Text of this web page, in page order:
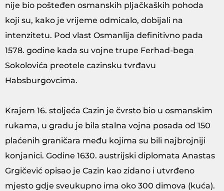
nije bio pošteđen osmanskih pljačkaških pohoda
koji su, kako je vrijeme odmicalo, dobijali na
intenzitetu. Pod vlast Osmanlija definitivno pada
1578. godine kada su vojne trupe Ferhad-bega
Sokolovića preotele cazinsku tvrđavu
Habsburgovcima.
Krajem 16. stoljeća Cazin je čvrsto bio u osmanskim
rukama, u gradu je bila stalna vojna posada od 150
plaćenih graničara među kojima su bili najbrojniji
konjanici. Godine 1630. austrijski diplomata Anastas
Grgičević opisao je Cazin kao zidano i utvrđeno
mjesto gdje sveukupno ima oko 300 dimova (kuća).